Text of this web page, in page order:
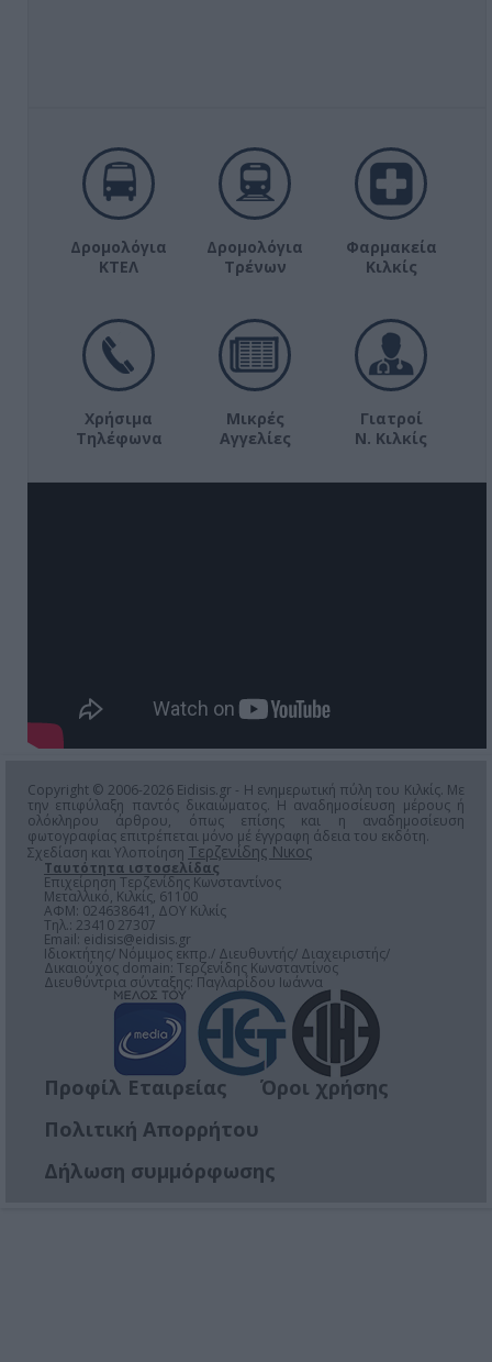
Δρομολόγια
ΚΤΕΛ
Δρομολόγια
Τρένων
Φαρμακεία
Κιλκίς
Χρήσιμα
Τηλέφωνα
Μικρές
Αγγελίες
Γιατροί
Ν. Κιλκίς
Copyright © 2006-2026 Eidisis.gr - Η ενημερωτική πύλη του Κιλκίς. Με
την επιφύλαξη παντός δικαιώματος. Η αναδημοσίευση μέρους ή
ολόκληρου άρθρου, όπως επίσης και η αναδημοσίευση
φωτογραφίας επιτρέπεται μόνο μέ έγγραφη άδεια του εκδότη.
Σχεδίαση και Υλοποίηση Τερζενίδης Νικος
Ταυτότητα ιστοσελίδας
Επιχείρηση Τερζενίδης Κωνσταντίνος
Μεταλλικό, Κιλκίς, 61100
ΑΦΜ: 024638641, ΔΟΥ Κιλκίς
Τηλ.: 23410 27307
Email: eidisis@eidisis.gr
Ιδιοκτήτης/ Νόμιμος εκπρ./ Διευθυντής/ Διαχειριστής/
Δικαιούχος domain: Τερζενίδης Κωνσταντίνος
Διευθύντρια σύνταξης: Παγλαρίδου Ιωάννα
Προφίλ Εταιρείας
Όροι χρήσης
Πολιτική Απορρήτου
Δήλωση συμμόρφωσης